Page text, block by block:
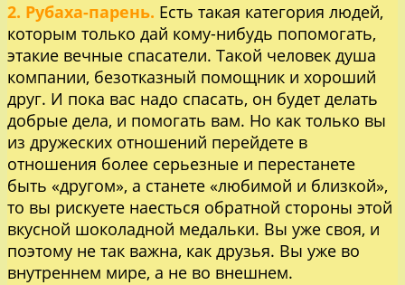
2. Рубаха-парень. Есть такая категория людей,
которым только дай кому-нибудь попомогать,
этакие вечные спасатели. Такой человек душа
компании, безотказный помощник и хороший
друг. И пока вас надо спасать, он будет делать
добрые дела, и помогать вам. Но как только вы
из дружеских отношений перейдете в
отношения более серьезные и перестанете
быть «другом», а станете «любимой и близкой»,
то вы рискуете наесться обратной стороны этой
вкусной шоколадной медальки. Вы уже своя, и
поэтому не так важна, как друзья. Вы уже во
внутреннем мире, а не во внешнем.